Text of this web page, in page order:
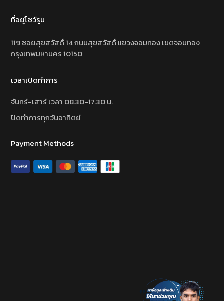
ที่อยู่โชว์รูม
119 ซอยสุขสวัสดิ์ 14 ถนนสุขสวัสดิ์ แขวงจอมทอง เขตจอมทอง
กรุงเทพมหานคร 10150
เวลาเปิดทำการ
จันทร์-เสาร์ เวลา 08.30-17.30 น.
ปิดทำการทุกวันอาทิตย์
Payment Methods